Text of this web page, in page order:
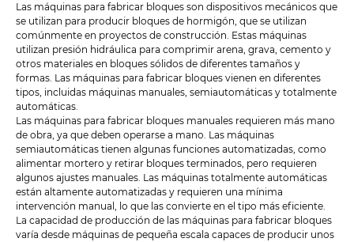
Las máquinas para fabricar bloques son dispositivos mecánicos que
se utilizan para producir bloques de hormigón, que se utilizan
comúnmente en proyectos de construcción. Estas máquinas
utilizan presión hidráulica para comprimir arena, grava, cemento y
otros materiales en bloques sólidos de diferentes tamaños y
formas. Las máquinas para fabricar bloques vienen en diferentes
tipos, incluidas máquinas manuales, semiautomáticas y totalmente
automáticas.
Las máquinas para fabricar bloques manuales requieren más mano
de obra, ya que deben operarse a mano. Las máquinas
semiautomáticas tienen algunas funciones automatizadas, como
alimentar mortero y retirar bloques terminados, pero requieren
algunos ajustes manuales. Las máquinas totalmente automáticas
están altamente automatizadas y requieren una mínima
intervención manual, lo que las convierte en el tipo más eficiente.
La capacidad de producción de las máquinas para fabricar bloques
varía desde máquinas de pequeña escala capaces de producir unos